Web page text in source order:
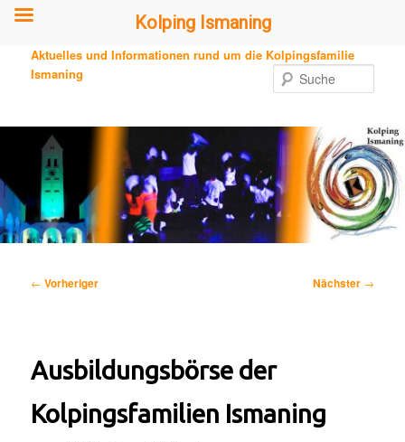
primären
Aktuelles und Informationen rund um die Kolpingsfamilie
Ismaning
Beitragsnavigation
← Vorheriger Nächster →
Ausbildungsbörse der
Kolpingsfamilien Ismaning
Kolping Ismaning